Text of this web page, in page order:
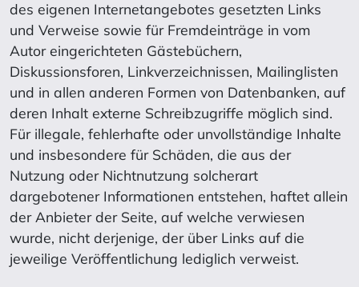
des eigenen Internetangebotes gesetzten Links
und Verweise sowie für Fremdeinträge in vom
Autor eingerichteten Gästebüchern,
Diskussionsforen, Linkverzeichnissen, Mailinglisten
und in allen anderen Formen von Datenbanken, auf
deren Inhalt externe Schreibzugriffe möglich sind.
Für illegale, fehlerhafte oder unvollständige Inhalte
und insbesondere für Schäden, die aus der
Nutzung oder Nichtnutzung solcherart
dargebotener Informationen entstehen, haftet allein
der Anbieter der Seite, auf welche verwiesen
wurde, nicht derjenige, der über Links auf die
jeweilige Veröffentlichung lediglich verweist.